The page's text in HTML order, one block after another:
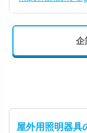
企
屋外用照明器具